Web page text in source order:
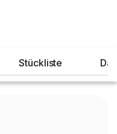
Stückliste